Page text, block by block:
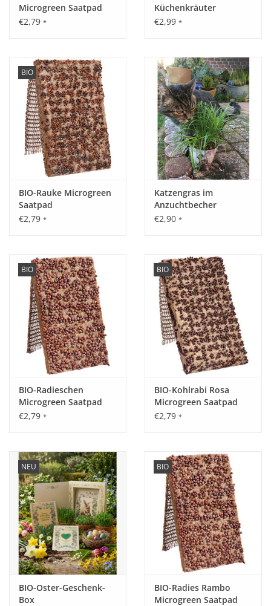
Microgreen Saatpad
€2,79 *
Küchenkräuter
€2,99 *
BIO
BIO-Rauke Microgreen
Saatpad
€2,79 *
Katzengras im
Anzuchtbecher
€2,90 *
BIO
BIO-Radieschen
Microgreen Saatpad
€2,79 *
BIO
BIO-Kohlrabi Rosa
Microgreen Saatpad
€2,79 *
NEU
BIO-Oster-Geschenk-
Box
BIO
BIO-Radies Rambo
Microgreen Saatpad